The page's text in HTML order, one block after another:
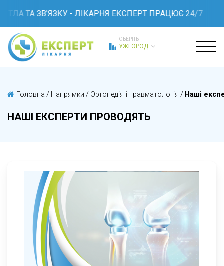
ТА ЗВ'ЯЗКУ - ЛІКАРНЯ ЕКСПЕРТ ПРАЦЮЄ 24/7
ОБЕРІТЬ
УЖГОРОД
Головна / Напрямки / Ортопедія і травматологія / Наші
НАШІ ЕКСПЕРТИ ПРОВОДЯТЬ